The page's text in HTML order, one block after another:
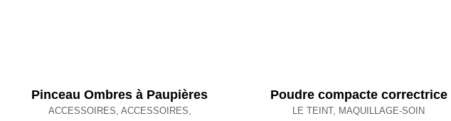
Pinceau Ombres à Paupières
ACCESSOIRES, ACCESSOIRES,
Poudre compacte correctrice
LE TEINT, MAQUILLAGE-SOIN